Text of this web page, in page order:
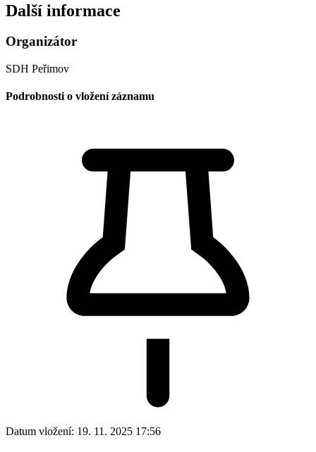
Další informace
Organizátor
SDH Peřimov
Podrobnosti o vložení záznamu
Datum vložení: 19. 11. 2025 17:56